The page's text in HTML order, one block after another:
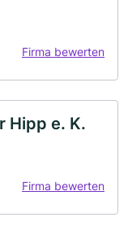
Firma bewerten
Hipp e. K.
Firma bewerten